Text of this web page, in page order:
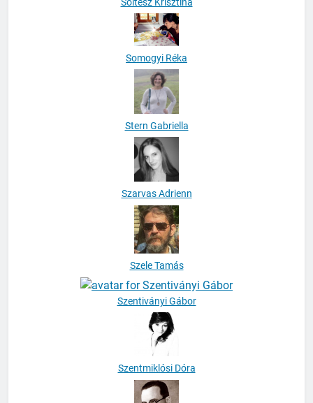
Soltész Krisztina
Somogyi Réka
Stern Gabriella
Szarvas Adrienn
Szele Tamás
Szentiványi Gábor
Szentmiklósi Dóra